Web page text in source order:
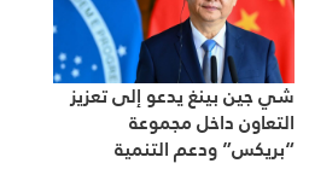
شي جين بينغ يدعو إلى تعزيز
التعاون داخل مجموعة
“بريكس” ودعم التنمية